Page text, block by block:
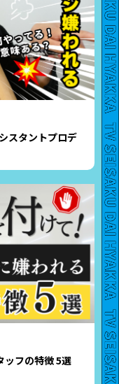
スタントプロデ
ッフの特徴 5選